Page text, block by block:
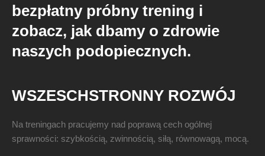
bezpłatny próbny trening i
zobacz, jak dbamy o zdrowie
naszych podopiecznych.
WSZESCHSTRONNY ROZWÓJ
Na treningach pracujemy nad poprawą cech ogólnej
sprawności: szybkością, zwinnością, siłą, równowagą, mocą.